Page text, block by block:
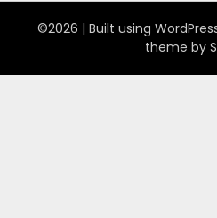
©2026 | Built using
theme by